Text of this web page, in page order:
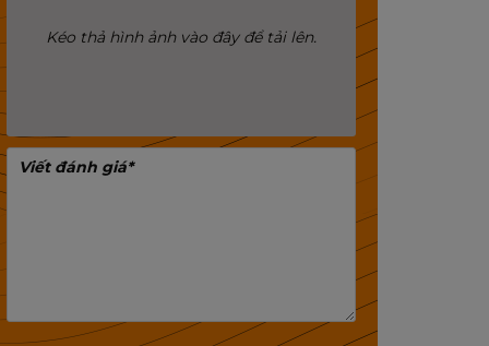
Kéo thả hình ảnh vào đây để tải lên.